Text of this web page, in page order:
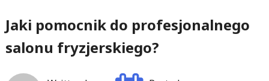
Jaki pomocnik do profesjonalnego
salonu fryzjerskiego?